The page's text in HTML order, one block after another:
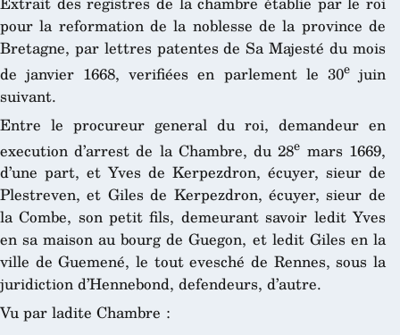
pour la reformation de la noblesse de la province de
Bretagne, par lettres patentes de Sa Majesté du mois
de janvier 1668, verifiées en parlement le 30ejuin
suivant.
Entre le procureur general du roi, demandeur en
execution d’arrest de la Chambre, du 28e mars 1669,
d’une part, et Yves de Kerpezdron, écuyer, sieur de
Plestreven, et Giles de Kerpezdron, écuyer, sieur de
la Combe, son petit fils, demeurant savoir ledit Yves
en sa maison au bourg de Guegon, et ledit Giles en la
ville de Guemené, le tout evesché de Rennes, sous la
juridiction d’Hennebond, defendeurs, d’autre.
Vu par ladite Chambre :